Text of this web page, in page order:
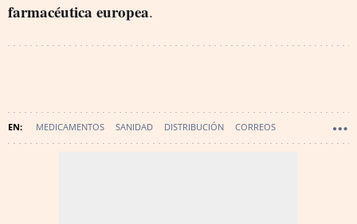
farmacéutica europea.
MEDICAMENTOS SANIDAD DISTRIBUCIÓN CORREOS